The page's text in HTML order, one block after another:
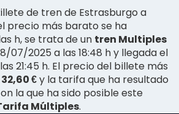
de tren de Estrasburgo a
precio más barato se ha
h, se trata de un tren Multiples
07/2025 a las 18:48 h y llegada el
21:45 h. El precio del billete más
32,60 €y la tarifa que ha resultado
la que ha sido posible este
Múltiples.